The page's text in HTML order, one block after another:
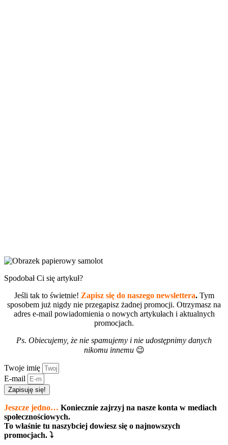
Spodobał Ci się artykuł?
Jeśli tak to świetnie! Zapisz się do naszego newslettera.Tym
sposobem już nigdy nie przegapisz żadnej promocji. Otrzymasz na
adres e-mail powiadomienia o nowych artykułach i aktualnych
promocjach.
Ps. Obiecujemy, że nie spamujemy i nie udostępnimy danych
nikomu innemu😉
Twoje imię
E-mail
Zapisuję się!
Jeszcze jedno… Koniecznie zajrzyj na nasze konta w mediach
społecznościowych.
To właśnie tu naszybciej dowiesz się o najnowszych
promocjach. ⤵